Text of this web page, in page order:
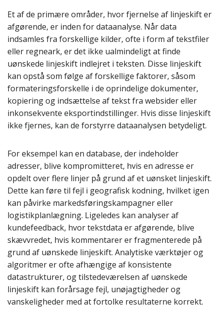
Et af de primære områder, hvor fjernelse af linjeskift er
afgørende, er inden for dataanalyse. Når data
indsamles fra forskellige kilder, ofte i form af tekstfiler
eller regneark, er det ikke ualmindeligt at finde
uønskede linjeskift indlejret i teksten. Disse linjeskift
kan opstå som følge af forskellige faktorer, såsom
formateringsforskelle i de oprindelige dokumenter,
kopiering og indsættelse af tekst fra websider eller
inkonsekvente eksportindstillinger. Hvis disse linjeskift
ikke fjernes, kan de forstyrre dataanalysen betydeligt.
For eksempel kan en database, der indeholder
adresser, blive kompromitteret, hvis en adresse er
opdelt over flere linjer på grund af et uønsket linjeskift.
Dette kan føre til fejl i geografisk kodning, hvilket igen
kan påvirke markedsføringskampagner eller
logistikplanlægning. Ligeledes kan analyser af
kundefeedback, hvor tekstdata er afgørende, blive
skævvredet, hvis kommentarer er fragmenterede på
grund af uønskede linjeskift. Analytiske værktøjer og
algoritmer er ofte afhængige af konsistente
datastrukturer, og tilstedeværelsen af uønskede
linjeskift kan forårsage fejl, unøjagtigheder og
vanskeligheder med at fortolke resultaterne korrekt.